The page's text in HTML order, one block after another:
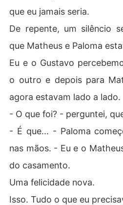
que eu jamais seria.
De repente, um silêncio
que Matheus e Paloma
Eu e o Gustavo
o outro e depois para
agora estavam lado a lado.
- O que foi? - perguntei,
- É que... - Paloma
nas mãos. - Eu e o
do casamento.
Uma felicidade nova.
Isso. Tudo o que eu